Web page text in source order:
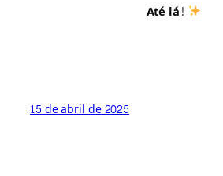
Até lá!
15 de abril de 2025